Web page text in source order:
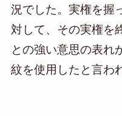
況でした。実権を握
対して、その実権を
との強い意思の表れ
紋を使用したと言わ